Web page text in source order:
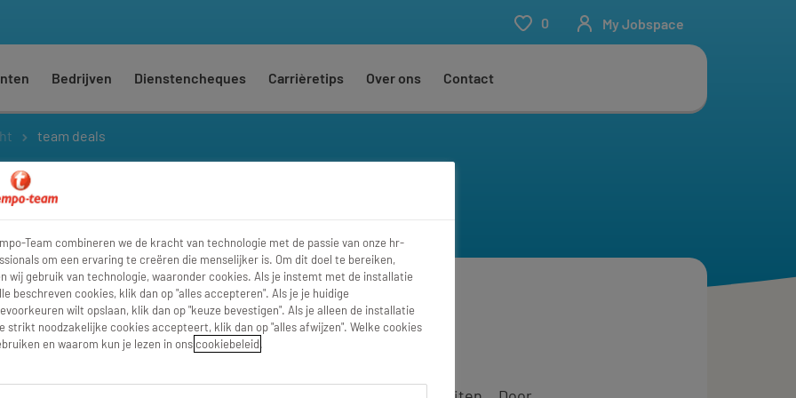
Bedrijven Dienstencheques Carrièretips Over ons Contact
0 My Jobspace
team deals
plezier te doen!
Team combineren we de kracht van technologie met de passie van onze hr-
om een ervaring te creëren die menselijker is. Om dit doel te bereiken,
wij gebruik van technologie, waaronder cookies. Als je instemt met de installatie
beschreven cookies, klik dan op "alles accepteren". Als je je huidige
wilt opslaan, klik dan op "keuze bevestigen". Als je alleen de installatie
strikt noodzakelijke cookies accepteert, klik dan op "alles afwijzen". Welke cookies
en waarom kun je lezen in onscookiebeleid.